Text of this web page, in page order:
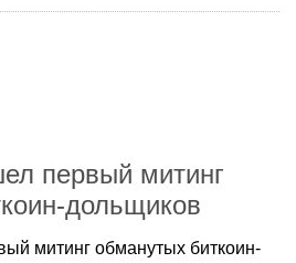
первый митинг
дольщиков
митинг обманутых биткоин-